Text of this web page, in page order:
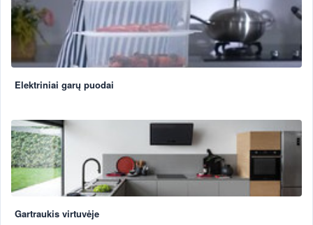
Elektriniai garų puodai
Gartraukis virtuvėje